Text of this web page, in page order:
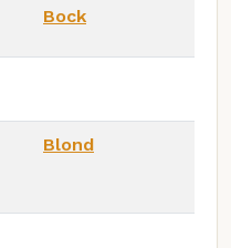
Bock
Blond